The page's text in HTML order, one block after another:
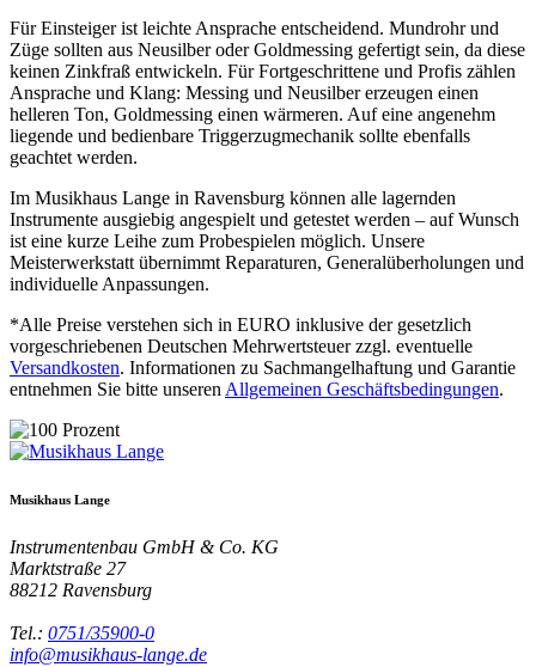
Für Einsteiger ist leichte Ansprache entscheidend. Mundrohr und
Züge sollten aus Neusilber oder Goldmessing gefertigt sein, da diese
keinen Zinkfraß entwickeln. Für Fortgeschrittene und Profis zählen
Ansprache und Klang: Messing und Neusilber erzeugen einen
helleren Ton, Goldmessing einen wärmeren. Auf eine angenehm
liegende und bedienbare Triggerzugmechanik sollte ebenfalls
geachtet werden.
Im Musikhaus Lange in Ravensburg können alle lagernden
Instrumente ausgiebig angespielt und getestet werden – auf Wunsch
ist eine kurze Leihe zum Probespielen möglich. Unsere
Meisterwerkstatt übernimmt Reparaturen, Generalüberholungen und
individuelle Anpassungen.
*Alle Preise verstehen sich in EURO inklusive der gesetzlich
vorgeschriebenen Deutschen Mehrwertsteuer zzgl. eventuelle
Versandkosten. Informationen zu Sachmangelhaftung und Garantie
entnehmen Sie bitte unserenAllgemeinen Geschäftsbedingungen.
Musikhaus Lange
Instrumentenbau GmbH & Co. KG
Marktstraße 27
88212 Ravensburg
Tel.: 0751/35900-0
info@musikhaus-lange.de